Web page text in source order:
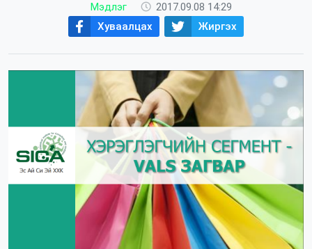
Мэдлэг
2017.09.08 14:29
Хуваалцах
Жиргэх